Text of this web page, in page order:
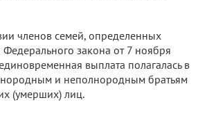
членов семей, определенных
Федерального закона от 7 ноября
выплата полагалась в
и неполнородным братьям
(умерших) лиц.